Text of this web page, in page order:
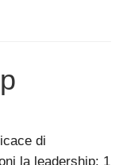
di
la leadership: 1